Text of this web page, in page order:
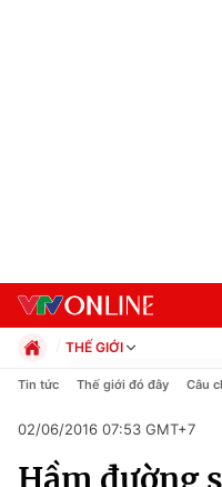
Chuyên mục
THẾ GIỚI
Chính trị
Pháp luật
Kinh tế
Tin tức Thế giới đó đây Câu
02/06/2016 07:53 GMT+7